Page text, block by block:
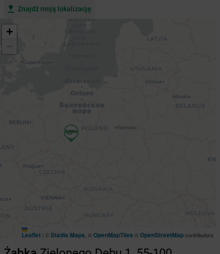
Znajdź moją lokalizację
+
Leaflet | ©Stadia Maps , ©OpenMapTiles ©OpenStreetMapcontributors